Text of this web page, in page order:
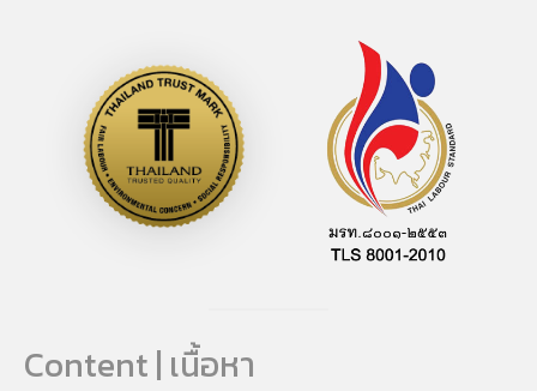
Content | เนื้อหา